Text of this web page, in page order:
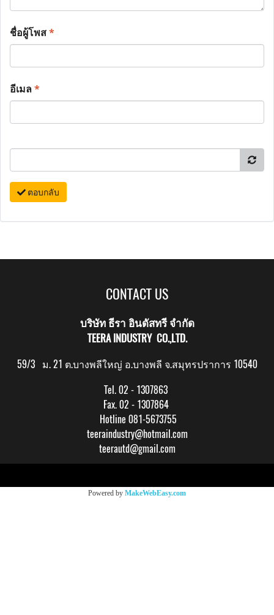
ชื่อผู้โพส*
อีเมล*
ตอบกลับ
CONTACT US
บริษัท ธีรา อินดัสทรี จำกัด
TEERA INDUSTRY CO.,LTD.
59/3 ม. 21 ต.บางพลีใหญ่ อ.บางพลี จ.สมุทรปราการ 10540
Tel. 02 - 1307863
Fax. 02 - 1307864
Hotline 081-5673755
teeraindustry@hotmail.com
teerautd@gmail.com
Powered by MakeWebEasy.com